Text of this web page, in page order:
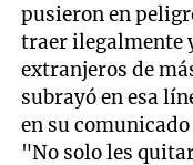
pusieron en
traer ilegalmente
extranjeros de
subrayó en esa
en su
"No solo les